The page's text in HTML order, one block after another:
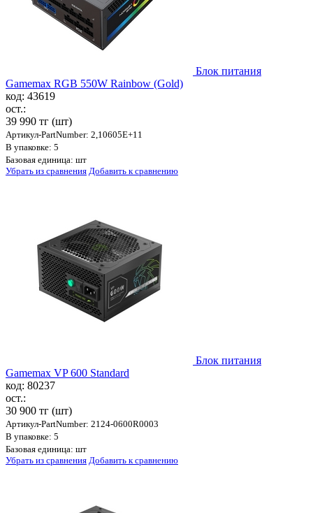
Блок питания
Gamemax RGB 550W Rainbow (Gold)
код: 43619
ост.:
39 990 тг (шт)
Артикул-PartNumber: 2,10605E+11
В упаковке: 5
Базовая единица: шт
Убрать из сравнения Добавить к сравнению
Блок питания
Gamemax VP 600 Standard
код: 80237
ост.:
30 900 тг (шт)
Артикул-PartNumber: 2124-0600R0003
В упаковке: 5
Базовая единица: шт
Убрать из сравнения Добавить к сравнению